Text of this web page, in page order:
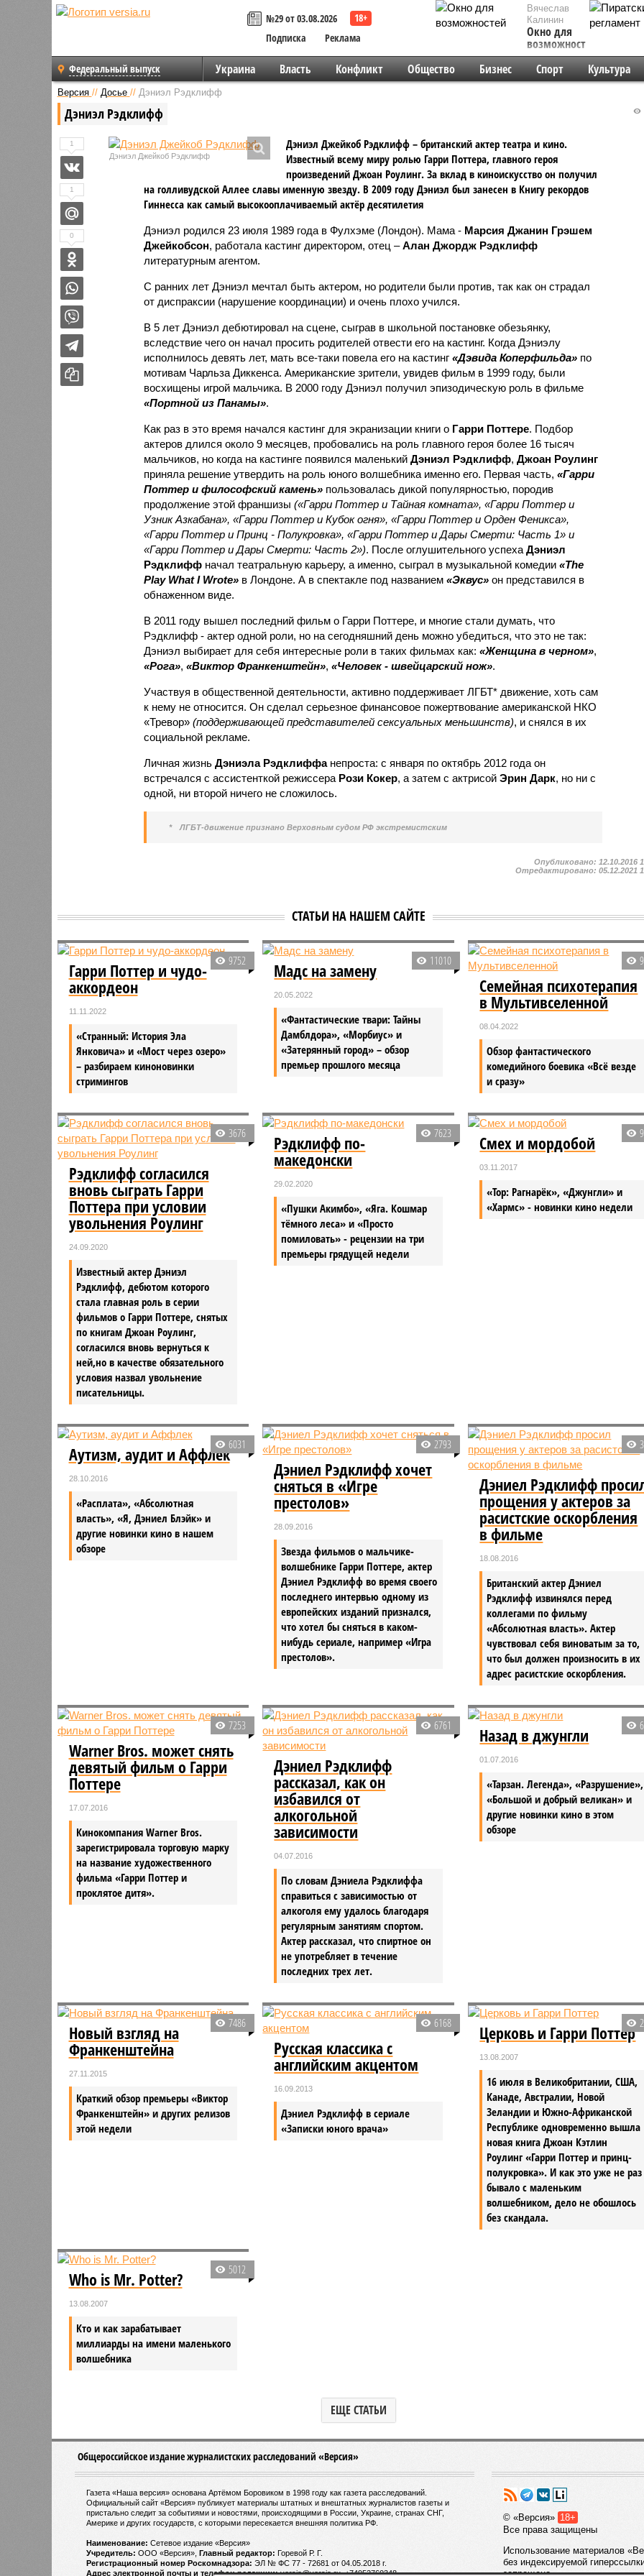
№29 от 03.08.2026
Подписка
Реклама
Вячеслав
Калинин
Окно для
возможностей
Федеральный выпуск Украина Власть Конфликт Общество Бизнес Спорт Культура
Версия // Досье // Дэниэл Рэдклифф
Дэниэл Рэдклифф
Дэниэл Джейкоб Рэдклифф
Дэниэл Джейкоб Рэдклифф – британский актер театра и кино.
Известный всему миру ролью Гарри Поттера, главного героя
произведений Джоан Роулинг. За вклад в киноискусство он получил
на голливудской Аллее славы именную звезду. В 2009 году Дэниэл был занесен в Книгу рекордов
Гиннесса как самый высокооплачиваемый актёр десятилетия
Дэниэл родился 23 июля 1989 года в Фулхэме (Лондон). Мама - Марсия Джанин Грэшем
Джейкобсон, работала кастинг директором, отец –Алан Джордж Рэдклифф
литературным агентом.
С ранних лет Дэниэл мечтал быть актером, но родители были против, так как он страдал
от диспраксии (нарушение координации) и очень плохо учился.
В 5 лет Дэниэл дебютировал на сцене, сыграв в школьной постановке обезьянку,
вследствие чего он начал просить родителей отвести его на кастинг. Когда Дэниэлу
исполнилось девять лет, мать все-таки повела его на кастинг «Дэвида Коперфильда»по
мотивам Чарльза Диккенса. Американские зрители, увидев фильм в 1999 году, были
восхищены игрой мальчика. В 2000 году Дэниэл получил эпизодическую роль в фильме
«Портной из Панамы».
Как раз в это время начался кастинг для экранизации книги о Гарри Поттере. Подбор
актеров длился около 9 месяцев, пробовались на роль главного героя более 16 тысяч
мальчиков, но когда на кастинге появился маленький Дэниэл Рэдклифф, Джоан Роулинг
приняла решение утвердить на роль юного волшебника именно его. Первая часть, «Гарри
Поттер и философский камень»пользовалась дикой популярностью, породив
продолжение этой франшизы («Гарри Поттер и Тайная комната», «Гарри Поттер и
Узник Азкабана», «Гарри Поттер и Кубок огня», «Гарри Поттер и Орден Феникса»,
«Гарри Поттер и Принц - Полукровка», «Гарри Поттер и Дары Смерти: Часть 1» и
«Гарри Поттер и Дары Смерти: Часть 2»). После оглушительного успеха Дэниэл
Рэдклиффначал театральную карьеру, а именно, сыграл в музыкальной комедии «The
Play What I Wrote»в Лондоне. А в спектакле под названием «Эквус»он представился в
обнаженном виде.
В 2011 году вышел последний фильм о Гарри Поттере, и многие стали думать, что
Рэдклифф - актер одной роли, но на сегодняшний день можно убедиться, что это не так:
Дэниэл выбирает для себя интересные роли в таких фильмах как: «Женщина в черном»,
«Рога», «Виктор Франкенштейн», «Человек - швейцарский нож».
Участвуя в общественной деятельности, активно поддерживает ЛГБТ* движение, хоть сам
к нему не относится. Он сделал серьезное финансовое пожертвование американской НКО
«Тревор» (поддерживающей представителей сексуальных меньшинств), и снялся в их
социальной рекламе.
Личная жизнь Дэниэла Рэдклиффанепроста: с января по октябрь 2012 года он
встречался с ассистенткой режиссера Рози Кокер, а затем с актрисой Эрин Дарк, но ни с
одной, ни второй ничего не сложилось.
* ЛГБТ-движение признано Верховным судом РФ экстремистским
1
1
0
Опубликовано: 12.10.2016
Отредактировано:05.12.2021
СТАТЬИ НА НАШЕМ САЙТЕ
9752
Гарри Поттер и чудо-
аккордеон
11.11.2022
«Странный: История Эла
Янковича» и «Мост через озеро»
– разбираем киноновинки
стримингов
11010
Мадс на замену
20.05.2022
«Фантастические твари: Тайны
Дамблдора», «Морбиус» и
«Затерянный город» – обзор
премьер прошлого месяца
Семейная психотерапия
в Мультивселенной
08.04.2022
Обзор фантастического
комедийного боевика «Всё везде
и сразу»
3676
Рэдклифф согласился
вновь сыграть Гарри
Поттера при условии
увольнения Роулинг
24.09.2020
Известный актер Дэниэл
Рэдклифф, дебютом которого
стала главная роль в серии
фильмов о Гарри Поттере, снятых
по книгам Джоан Роулинг,
согласился вновь вернуться к
ней,но в качестве обязательного
условия назвал увольнение
писательницы.
7623
Рэдклифф по-
македонски
29.02.2020
«Пушки Акимбо», «Яга. Кошмар
тёмного леса» и «Просто
помиловать» - рецензии на три
премьеры грядущей недели
Смех и мордобой
03.11.2017
«Тор: Рагнарёк», «Джунгли» и
«Хармс» - новинки кино недели
6031
Аутизм, аудит и Аффлек
28.10.2016
«Расплата», «Абсолютная
власть», «Я, Дэниел Блэйк» и
другие новинки кино в нашем
обзоре
2793
Дэниел Рэдклифф хочет
сняться в «Игре
престолов»
28.09.2016
Звезда фильмов о мальчике-
волшебнике Гарри Поттере, актер
Дэниел Рэдклифф во время своего
последнего интервью одному из
европейских изданий признался,
что хотел бы сняться в каком-
нибудь сериале, например «Игра
престолов».
Дэниел Рэдклифф
прощения у актеров за
расистские оскорбления
в фильме
18.08.2016
Британский актер Дэниел
Рэдклифф извинялся перед
коллегами по фильму
«Абсолютная власть». Актер
чувствовал себя виноватым за то,
что был должен произносить в их
адрес расистские оскорбления.
7253
Warner Bros. может снять
девятый фильм о Гарри
Поттере
17.07.2016
Кинокомпания Warner Bros.
зарегистрировала торговую марку
на название художественного
фильма «Гарри Поттер и
проклятое дитя».
6761
Дэниел Рэдклифф
рассказал, как он
избавился от
алкогольной
зависимости
04.07.2016
По словам Дэниела Рэдклиффа
справиться с зависимостью от
алкоголя ему удалось благодаря
регулярным занятиям спортом.
Актер рассказал, что спиртное он
не употребляет в течение
последних трех лет.
Назад в джунгли
01.07.2016
«Тарзан. Легенда», «Разрушение»,
«Большой и добрый великан» и
другие новинки кино в этом
обзоре
7486
Новый взгляд на
Франкенштейна
27.11.2015
Краткий обзор премьеры «Виктор
Франкенштейн» и других релизов
этой недели
6168
Русская классика с
английским акцентом
16.09.2013
Дэниел Рэдклифф в сериале
«Записки юного врача»
Церковь и Гарри Поттер
13.08.2007
16 июля в Великобритании, США,
Канаде, Австралии, Новой
Зеландии и Южно-Африканской
Республике одновременно вышла
новая книга Джоан Кэтлин
Роулинг «Гарри Поттер и принц-
полукровка». И как это уже не раз
бывало с маленьким
волшебником, дело не обошлось
без скандала.
5012
Who is Mr. Potter?
13.08.2007
Кто и как зарабатывает
миллиарды на имени маленького
волшебника
ЕЩЕ СТАТЬИ
Общероссийское издание журналистских расследований «Версия»
Газета «Наша версия» основана Артёмом Боровиком в 1998 году как газета расследований.
Официальный сайт «Версия» публикует материалы штатных и внештатных журналистов газеты и
пристально следит за событиями и новостями, происходящими в России, Украине, странах СНГ,
Америке и других государств, с которыми пересекается внешняя политика РФ.
Наименование: Cетевое издание «Версия»
Учредитель: ООО «Версия», Главный редактор: Горевой Р. Г.
Регистрационный номер Роскомнадзора: ЭЛ № ФС 77 - 72681 от 04.05.2018 г.
Адрес электронной почты и телефон редакции:versia@versia.ru, +74952760348
© «Версия» 18+
Все права защищены
Использование материалов
без индексируемой
запрещено